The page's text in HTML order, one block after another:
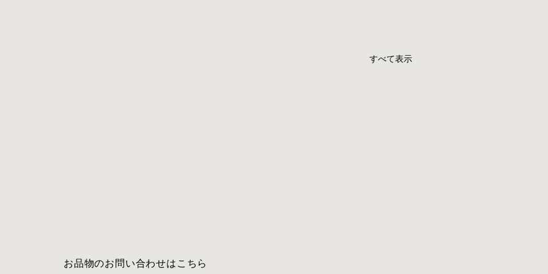
すべて表示
​お品物のお問い合わせはこちら